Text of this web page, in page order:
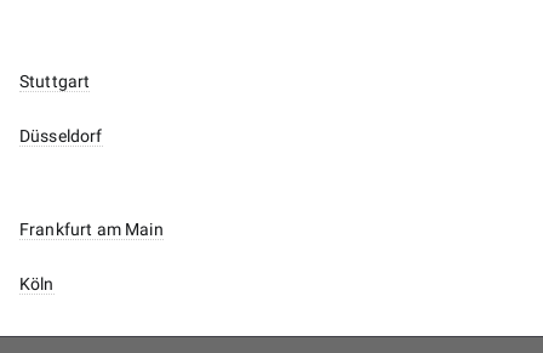
Stuttgart
Düsseldorf
Frankfurt am Main
Köln